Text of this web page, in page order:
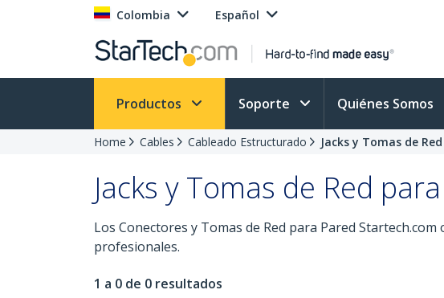
Colombia Español
Productos Soporte Quiénes Somos
Home Cables Cableado Estructurado Jacks y Tomas de
Jacks y Tomas de Red
Los Conectores y Tomas de Red para Pared
profesionales.
1 a 0 de 0 resultados